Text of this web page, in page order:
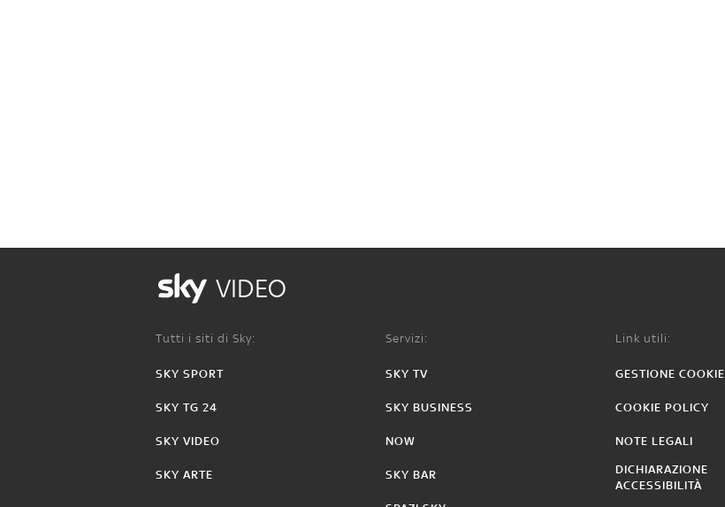
VIDEO
Tutti i siti di Sky:
SKY SPORT
SKY TG 24
SKY VIDEO
SKY ARTE
Servizi:
SKY TV
SKY BUSINESS
NOW
SKY BAR
Link utili:
GESTIONE COOKIE
COOKIE POLICY
NOTE LEGALI
DICHIARAZIONE
ACCESSIBILITÀ